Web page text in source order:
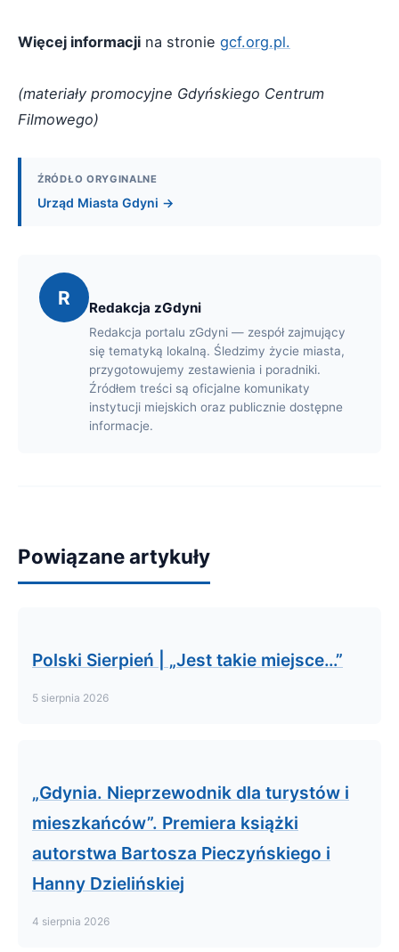
Więcej informacji na stronie gcf.org.pl.
(materiały promocyjne Gdyńskiego Centrum
Filmowego)
ŹRÓDŁO ORYGINALNE
Urząd Miasta Gdyni →
R Redakcja zGdyni
Redakcja portalu zGdyni — zespół zajmujący
się tematyką lokalną. Śledzimy życie miasta,
przygotowujemy zestawienia i poradniki.
Źródłem treści są oficjalne komunikaty
instytucji miejskich oraz publicznie dostępne
informacje.
Powiązane artykuły
Polski Sierpień | „Jest takie miejsce…”
5 sierpnia 2026
„Gdynia. Nieprzewodnik dla turystów i
mieszkańców”. Premiera książki
autorstwa Bartosza Pieczyńskiego i
Hanny Dzielińskiej
4 sierpnia 2026